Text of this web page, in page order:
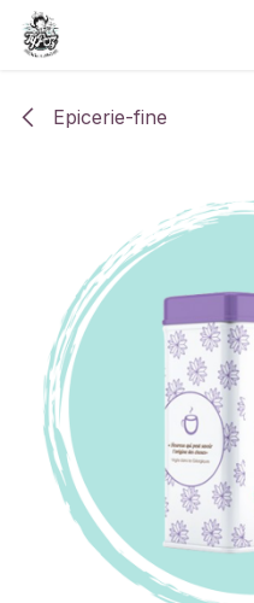
Se rendre au contenu
Epicerie-fine